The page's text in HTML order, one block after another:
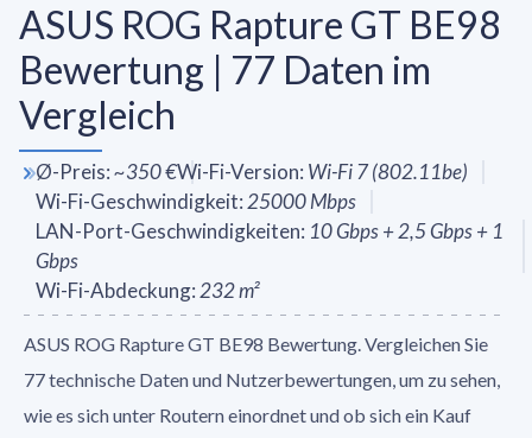
ASUS ROG Rapture GT BE98
Bewertung | 77 Daten im
Vergleich
Ø-Preis:~350 €Wi-Fi-Version: Wi-Fi 7 (802.11be)
Wi-Fi-Geschwindigkeit: 25000Mbps
LAN-Port-Geschwindigkeiten: 10 Gbps + 2,5 Gbps + 1
Gbps
Wi-Fi-Abdeckung: 232m²
ASUS ROG Rapture GT BE98 Bewertung. Vergleichen Sie
77 technische Daten und Nutzerbewertungen, um zu sehen,
wie es sich unter Routern einordnet und ob sich ein Kauf